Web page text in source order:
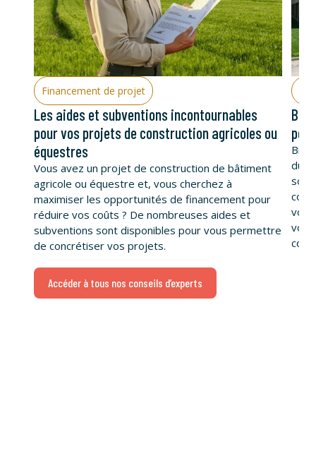
Accéder à tous nos conseils d’experts
Financement de projet
Les aides et subventions incontournables
pour vos projets de construction agricoles ou
équestres
Vous avez un projet de construction de bâtiment
agricole ou équestre et, vous cherchez à
maximiser les opportunités de financement pour
réduire vos coûts ? De nombreuses aides et
subventions sont disponibles pour vous permettre
de concrétiser vos projets.
du